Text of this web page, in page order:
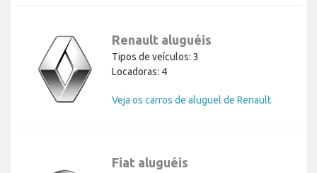
Renault aluguéis
Tipos de veículos: 3
Locadoras: 4
Veja os carros de aluguel de Renault
Fiat aluguéis